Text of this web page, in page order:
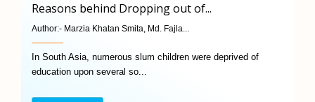
Reasons behind Dropping out of...
Author:- Marzia Khatan Smita, Md. Fajla...
In South Asia, numerous slum children were deprived of
education upon several so...